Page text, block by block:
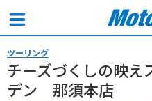
ツーリング
チーズづくしの映え
デン 那須本店